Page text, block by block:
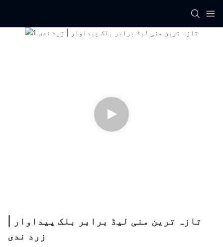
تازہ ترین منی لیڈ برابر بلک پیداوار |
زرد ندی